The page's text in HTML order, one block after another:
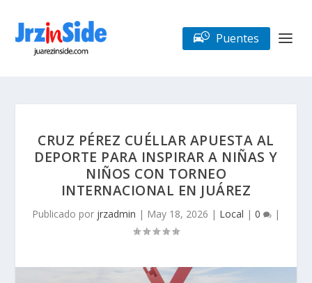
Puentes
CRUZ PÉREZ CUÉLLAR APUESTA AL
DEPORTE PARA INSPIRAR A NIÑAS Y
NIÑOS CON TORNEO
INTERNACIONAL EN JUÁREZ
Publicado por jrzadmin | May 18, 2026 | Local | 0 |